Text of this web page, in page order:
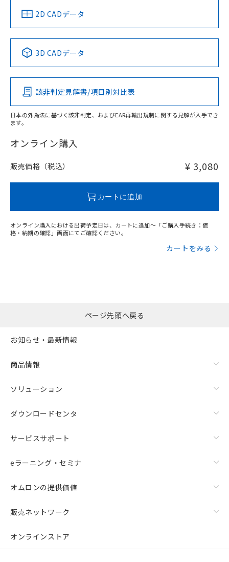
中国 RoHS 注意事項・凡例
Pb Hg Cd Cr(VI)
O
在庫等で未対応品が混在する可能性があります。
問い合わせください。
2D CADデータ
3D CADデータ
該非判定見解書/項目別対比表
日本の外為法に基づく該非判定、およびEAR再輸出規制に関する見解が入手でき
ます。
オンライン購入
販売価格（税込） ¥ 3,080
カートに追加
オンライン購入における出荷予定日は、カートに追加～「ご購入手続き：価
格・納期の確認」画面にてご確認ください。
カートをみる
ページ先頭へ戻る
お知らせ・最新情報
商品情報
ソリューション
ダウンロードセンタ
サービスサポート
eラーニング・セミナ
オムロンの提供価値
販売ネットワーク
オンラインストア